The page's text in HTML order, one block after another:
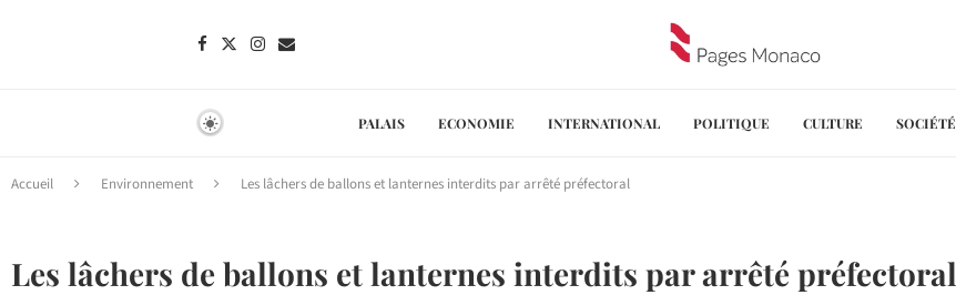
PALAIS ECONOMIE INTERNATIONAL POLITIQUE CULTURE SOCIÉTÉ
Accueil Environnement Les lâchers de ballons et lanternes interdits par arrêté préfectoral
Les lâchers de ballons et lanternes interdits par arrêté préfectoral